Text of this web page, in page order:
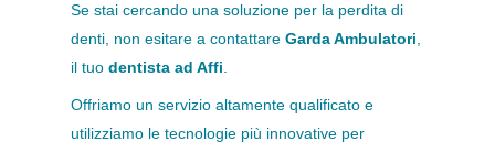
Se stai cercando una soluzione per la perdita di
denti, non esitare a contattare Garda Ambulatori
il tuo dentista ad Affi
Offriamo un servizio altamente qualificato e
utilizziamo le tecnologie più innovative per